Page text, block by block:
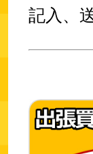
記入、